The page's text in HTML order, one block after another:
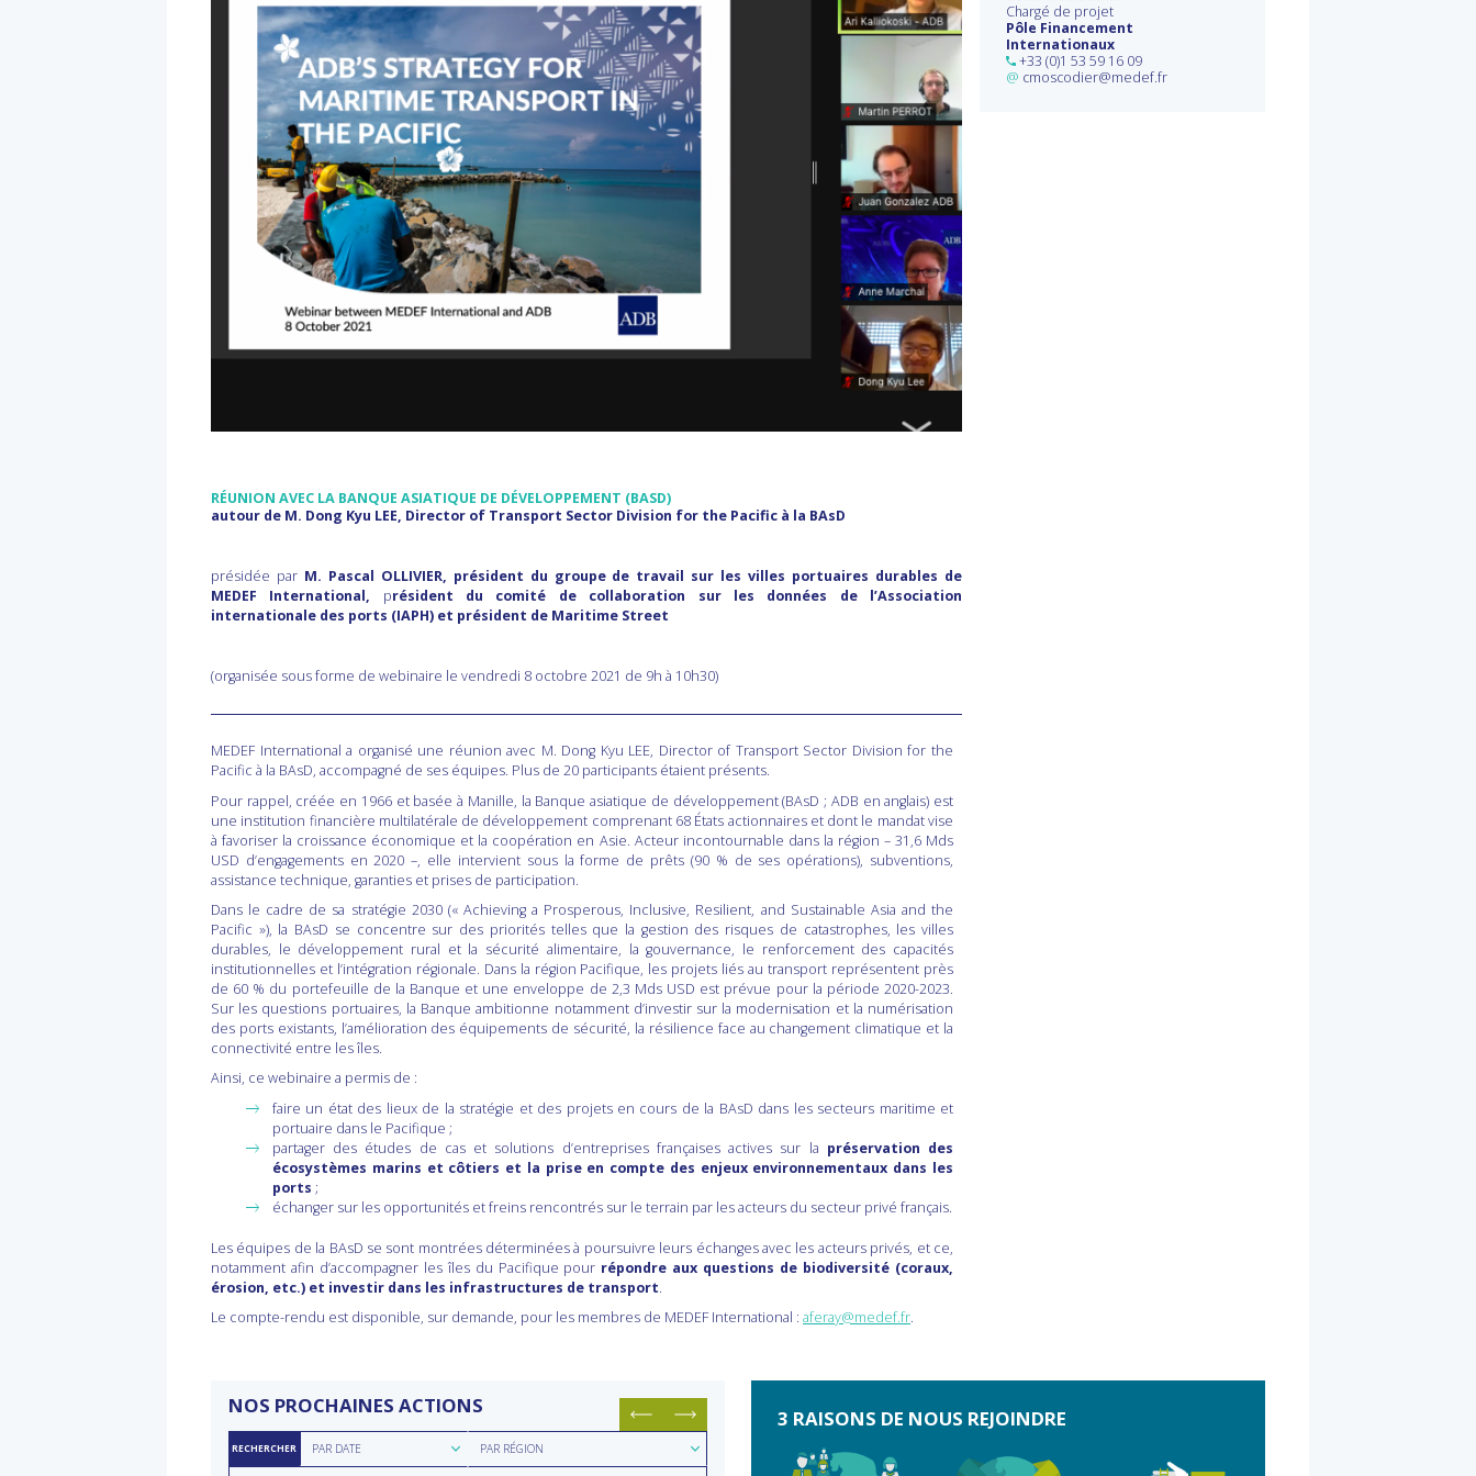
RÉUNION AVEC LA BANQUE ASIATIQUE DE DÉVELOPPEMENT (BASD)
autour de M. Dong Kyu LEE, Director of Transport Sector Division for the Pacific à la BAsD
présidée par M. Pascal OLLIVIER, président du groupe de travail sur les villes portuaires durables de
MEDEF International, président du comité de collaboration sur les données de l’Association
internationale des ports (IAPH) et président de Maritime Street
(organisée sous forme de webinaire le vendredi 8 octobre 2021 de 9h à 10h30)
MEDEF International a organisé une réunion avec M. Dong Kyu LEE, Director of Transport Sector Division for the
Pacific à la BAsD, accompagné de ses équipes. Plus de 20 participants étaient présents.
Pour rappel, créée en 1966 et basée à Manille, la Banque asiatique de développement (BAsD ; ADB en anglais) est
une institution financière multilatérale de développement comprenant 68 États actionnaires et dont le mandat vise
à favoriser la croissance économique et la coopération en Asie. Acteur incontournable dans la région – 31,6 Mds
USD d’engagements en 2020 –, elle intervient sous la forme de prêts (90 % de ses opérations), subventions,
assistance technique, garanties et prises de participation.
Dans le cadre de sa stratégie 2030 (« Achieving a Prosperous, Inclusive, Resilient, and Sustainable Asia and the
Pacific »), la BAsD se concentre sur des priorités telles que la gestion des risques de catastrophes, les villes
durables, le développement rural et la sécurité alimentaire, la gouvernance, le renforcement des capacités
institutionnelles et l’intégration régionale. Dans la région Pacifique, les projets liés au transport représentent près
de 60 % du portefeuille de la Banque et une enveloppe de 2,3 Mds USD est prévue pour la période 2020-2023.
Sur les questions portuaires, la Banque ambitionne notamment d’investir sur la modernisation et la numérisation
des ports existants, l’amélioration des équipements de sécurité, la résilience face au changement climatique et la
connectivité entre les îles.
Ainsi, ce webinaire a permis de :
faire un état des lieux de la stratégie et des projets en cours de la BAsD dans les secteurs maritime et
portuaire dans le Pacifique ;
partager des études de cas et solutions d’entreprises françaises actives sur la préservation des
écosystèmes marins et côtiers et la prise en compte des enjeux environnementaux dans les
ports ;
échanger sur les opportunités et freins rencontrés sur le terrain par les acteurs du secteur privé français.
Les équipes de la BAsD se sont montrées déterminées à poursuivre leurs échanges avec les acteurs privés, et ce,
notamment afin d’accompagner les îles du Pacifique pour répondre aux questions de biodiversité (coraux,
érosion, etc.) et investir dans les infrastructures de transport.
Le compte-rendu est disponible, sur demande, pour les membres de MEDEF International : aferay@medef.fr.
Chargé de projet
Pôle Financement
Internationaux
+33 (0)1 53 59 16 09
@ cmoscodier@medef.fr
NOS PROCHAINES ACTIONS
RECHERCHER Rechercher
parPAR DATE
Rechercher
parPAR RÉGION
3 RAISONS DE NOUS REJOINDRE